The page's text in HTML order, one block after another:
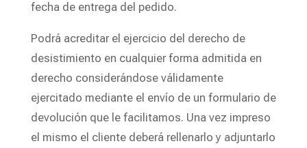
fecha de entrega del pedido.
Podrá acreditar el ejercicio del derecho de
desistimiento en cualquier forma admitida en
derecho considerándose válidamente
ejercitado mediante el envío de un formulario de
devolución que le facilitamos. Una vez impreso
el mismo el cliente deberá rellenarlo y adjuntarlo